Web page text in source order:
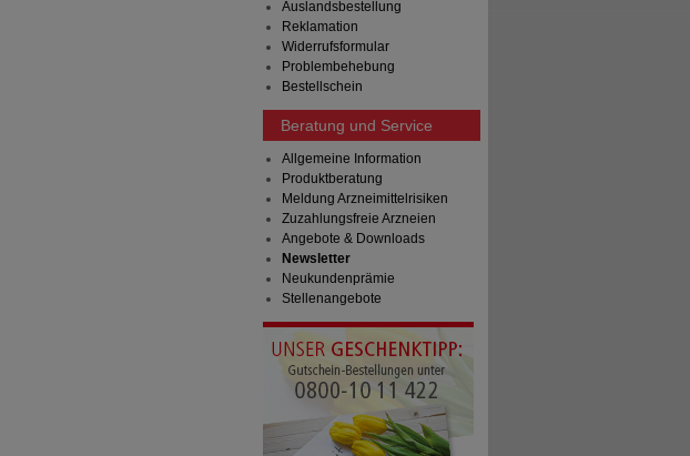
Auslandsbestellung
Reklamation
Widerrufsformular
Problembehebung
Bestellschein
Beratung und Service
Allgemeine Information
Produktberatung
Meldung Arzneimittelrisiken
Zuzahlungsfreie Arzneien
Angebote & Downloads
Newsletter
Neukundenprämie
Stellenangebote